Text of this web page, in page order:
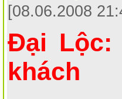
[08.06.2008
Đại Lộc:
khách